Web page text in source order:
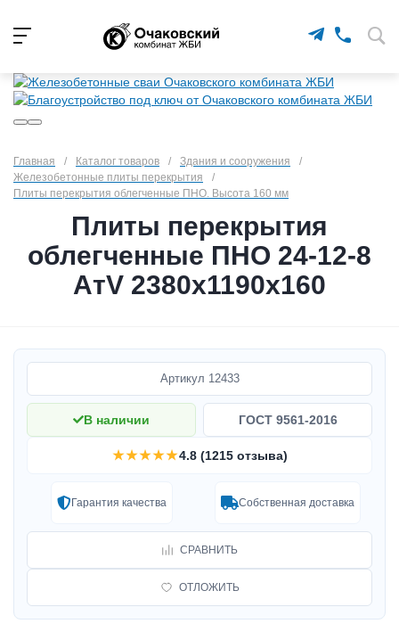
Главная / Каталог товаров / Здания и сооружения
/
Железобетонные плиты перекрытия
/
Плиты перекрытия облегченные ПНО. Высота 160 мм
Плиты перекрытия
облегченные ПНО 24-12-8
АтV 2380х1190х160
Артикул 12433
В наличии ГОСТ 9561-2016
★★★★★4.8 (1215 отзыва)
Гарантия качества Собственная доставка
СРАВНИТЬ
ОТЛОЖИТЬ